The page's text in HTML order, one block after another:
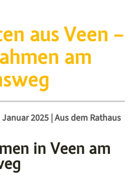
aus Veen –
am
Januar 2025| Aus dem Rathaus
in Veen am